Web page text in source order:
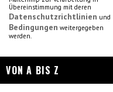
Übereinstimmung mit deren
Datenschutzrichtlinien und
Bedingungen weitergegeben
werden.
VON A BIS Z